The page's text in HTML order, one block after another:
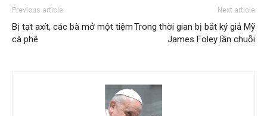
Previous article
Bị tạt axít, các bà mở một tiệm
cà phê
Next article
Trong thời gian bị bắt ký giả Mỹ
James Foley lần chuỗi